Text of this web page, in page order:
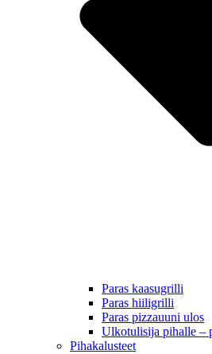
Paras kaasugrilli
Paras hiiligrilli
Paras pizzauuni ulos
Ulkotulisija pihalle –
Pihakalusteet